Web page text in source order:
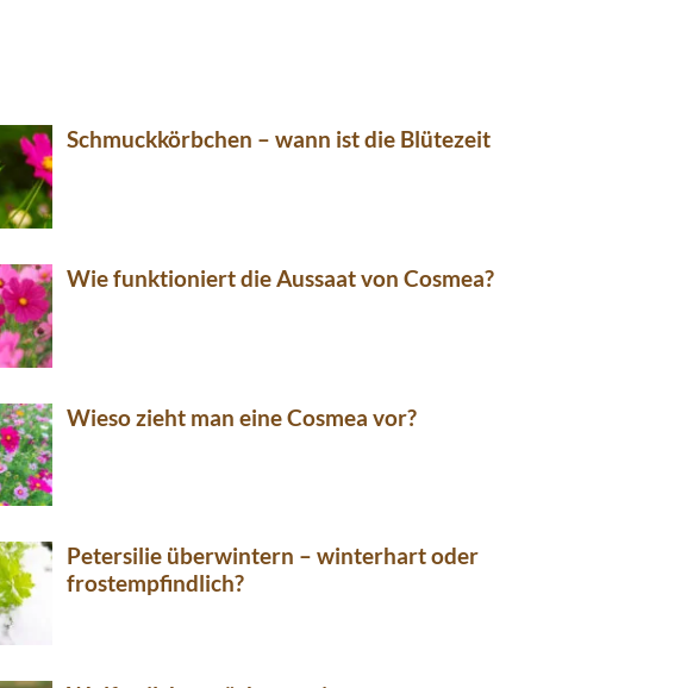
Schmuckkörbchen – wann ist die Blütezeit
Wie funktioniert die Aussaat von Cosmea?
Wieso zieht man eine Cosmea vor?
Petersilie überwintern – winterhart oder
frostempfindlich?